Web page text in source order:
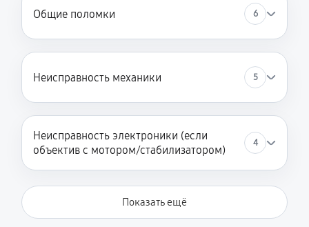
Общие поломки 6
Неисправность механики 5
Неисправность электроники (если
объектив с мотором/стабилизатором)
4
Показать ещё